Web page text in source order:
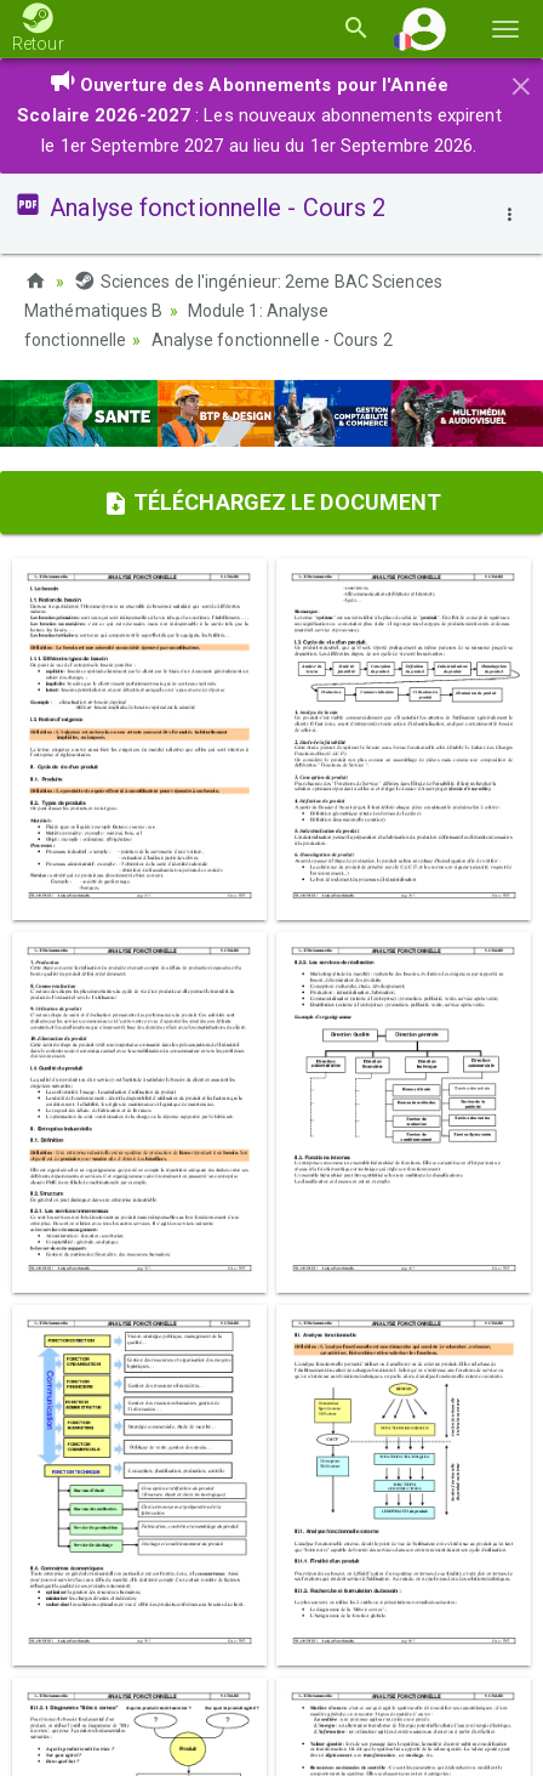
la
Retour
×
Ouverture des Abonnements pour l'Année
Scolaire 2026-2027 : Les nouveaux abonnements expirent
le 1er Septembre 2027 au lieu du 1er Septembre 2026.
Analyse fonctionnelle - Cours 2
Sciences de l'ingénieur: 2eme BAC Sciences
Mathématiques B
Module 1: Analyse
fonctionnelle
Analyse fonctionnelle - Cours 2
TÉLÉCHARGEZ LE DOCUMENT